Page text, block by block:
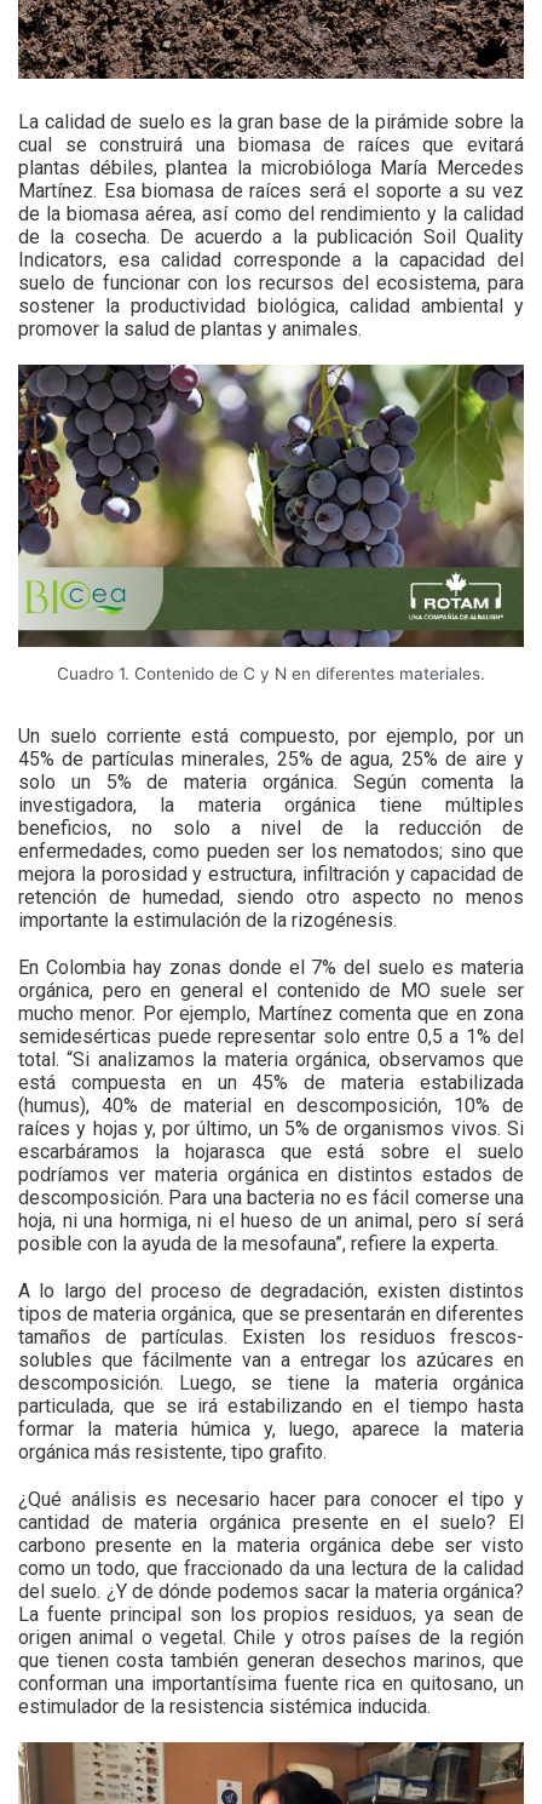
La calidad de suelo es la gran base de la pirámide sobre la
cual se construirá una biomasa de raíces que evitará
plantas débiles, plantea la microbióloga María Mercedes
Martínez. Esa biomasa de raíces será el soporte a su vez
de la biomasa aérea, así como del rendimiento y la calidad
de la cosecha. De acuerdo a la publicación Soil Quality
Indicators, esa calidad corresponde a la capacidad del
suelo de funcionar con los recursos del ecosistema, para
sostener la productividad biológica, calidad ambiental y
promover la salud de plantas y animales.
Cuadro 1. Contenido de C y N en diferentes materiales.
Un suelo corriente está compuesto, por ejemplo, por un
45% de partículas minerales, 25% de agua, 25% de aire y
solo un 5% de materia orgánica. Según comenta la
investigadora, la materia orgánica tiene múltiples
beneficios, no solo a nivel de la reducción de
enfermedades, como pueden ser los nematodos; sino que
mejora la porosidad y estructura, infiltración y capacidad de
retención de humedad, siendo otro aspecto no menos
importante la estimulación de la rizogénesis.
En Colombia hay zonas donde el 7% del suelo es materia
orgánica, pero en general el contenido de MO suele ser
mucho menor. Por ejemplo, Martínez comenta que en zona
semidesérticas puede representar solo entre 0,5 a 1% del
total. “Si analizamos la materia orgánica, observamos que
está compuesta en un 45% de materia estabilizada
(humus), 40% de material en descomposición, 10% de
raíces y hojas y, por último, un 5% de organismos vivos. Si
escarbáramos la hojarasca que está sobre el suelo
podríamos ver materia orgánica en distintos estados de
descomposición. Para una bacteria no es fácil comerse una
hoja, ni una hormiga, ni el hueso de un animal, pero sí será
posible con la ayuda de la mesofauna”, refiere la experta.
A lo largo del proceso de degradación, existen distintos
tipos de materia orgánica, que se presentarán en diferentes
tamaños de partículas. Existen los residuos frescos-
solubles que fácilmente van a entregar los azúcares en
descomposición. Luego, se tiene la materia orgánica
particulada, que se irá estabilizando en el tiempo hasta
formar la materia húmica y, luego, aparece la materia
orgánica más resistente, tipo grafito.
¿Qué análisis es necesario hacer para conocer el tipo y
cantidad de materia orgánica presente en el suelo? El
carbono presente en la materia orgánica debe ser visto
como un todo, que fraccionado da una lectura de la calidad
del suelo. ¿Y de dónde podemos sacar la materia orgánica?
La fuente principal son los propios residuos, ya sean de
origen animal o vegetal. Chile y otros países de la región
que tienen costa también generan desechos marinos, que
conforman una importantísima fuente rica en quitosano, un
estimulador de la resistencia sistémica inducida.